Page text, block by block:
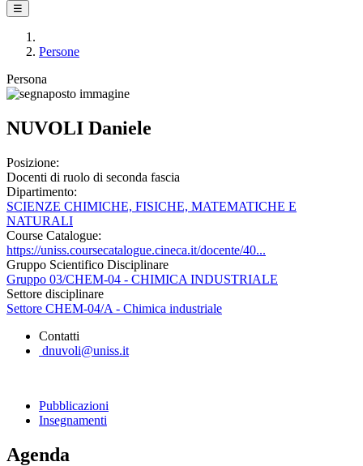
☰
Persone
Persona
NUVOLI Daniele
Posizione:
Docenti di ruolo di seconda fascia
Dipartimento:
SCIENZE CHIMICHE, FISICHE, MATEMATICHE E
NATURALI
Course Catalogue:
https://uniss.coursecatalogue.cineca.it/docente/40...
Gruppo Scientifico Disciplinare
Gruppo 03/CHEM-04 - CHIMICA INDUSTRIALE
Settore disciplinare
Settore CHEM-04/A - Chimica industriale
Contatti
dnuvoli@uniss.it
Pubblicazioni
Insegnamenti
Agenda